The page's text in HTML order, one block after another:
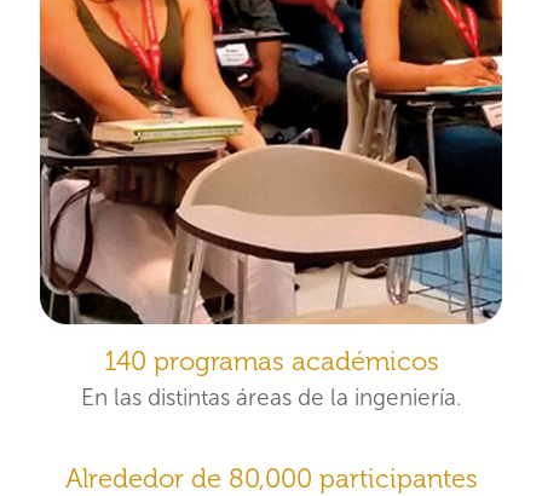
140 programas académicos
En las distintas áreas de la ingeniería.
Alrededor de 80,000 participantes